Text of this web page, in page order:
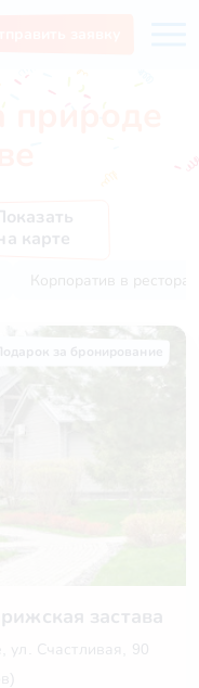
природе
Корпоратив в
карте
застава
Счастливая, 90